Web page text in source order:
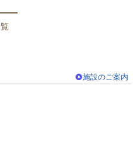
施設のご案内